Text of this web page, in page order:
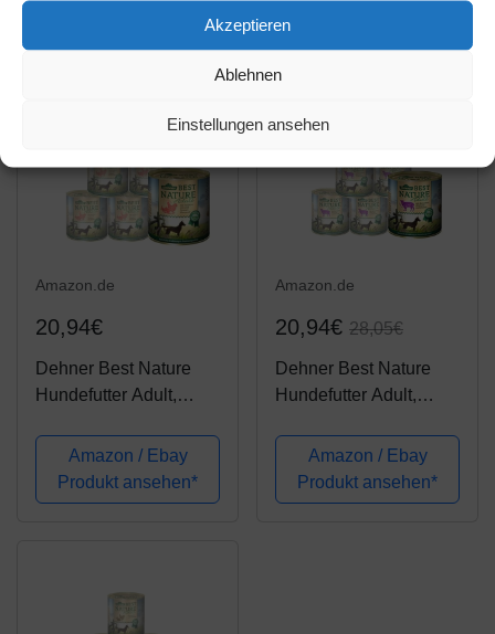
Akzeptieren
Ablehnen
Einstellungen ansehen
(Junior Geflügel & Ei,
Amazon.de
20,94€
Dehner Best Nature
Hundefutter Adult,
Reis, 6 x 800 g (4.8 kg)
Amazon / Ebay
Produkt ansehen*
Amazon.de
20,94€ 28,05€
Dehner Best Nature
Hundefutter Adult,
mit Petersilie, 6 x 800 g
(4.8 kg)
Amazon / Ebay
Produkt ansehen*